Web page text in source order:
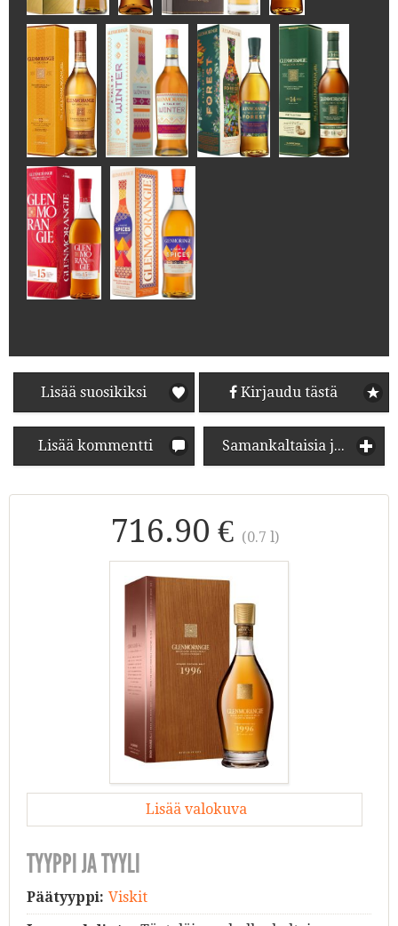
Lisää suosikiksi Kirjaudu tästä
Lisää kommentti Samankaltaisia juomia
716.90 € (0.7 l)
Lisää valokuva
TYYPPI JA TYYLI
Päätyyppi: Viskit